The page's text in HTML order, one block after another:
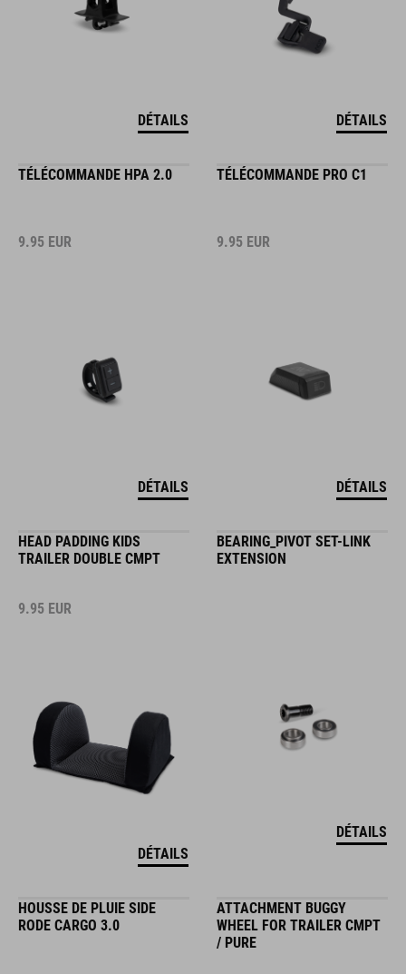
DÉTAILS DÉTAILS
TÉLÉCOMMANDE HPA 2.0
9.95 EUR
DÉTAILS
TÉLÉCOMMANDE PRO C1
9.95 EUR
DÉTAILS
HEAD PADDING KIDS
TRAILER DOUBLE CMPT
9.95 EUR
DÉTAILS
BEARING_PIVOT SET-LINK
EXTENSION
DÉTAILS
HOUSSE DE PLUIE SIDE
RODE CARGO 3.0
ATTACHMENT BUGGY
WHEEL FOR TRAILER CMPT
/ PURE